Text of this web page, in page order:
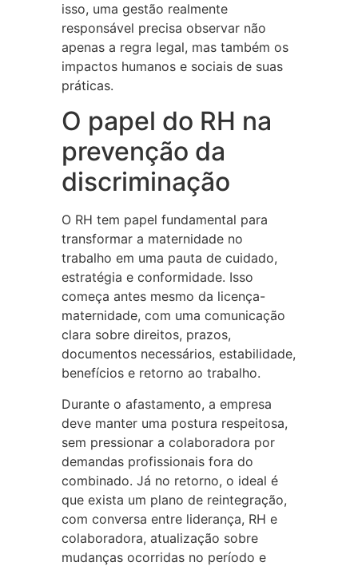
isso, uma gestão realmente
responsável precisa observar não
apenas a regra legal, mas também os
impactos humanos e sociais de suas
práticas.
O papel do RH na
prevenção da
discriminação
O RH tem papel fundamental para
transformar a maternidade no
trabalho em uma pauta de cuidado,
estratégia e conformidade. Isso
começa antes mesmo da licença-
maternidade, com uma comunicação
clara sobre direitos, prazos,
documentos necessários, estabilidade,
benefícios e retorno ao trabalho.
Durante o afastamento, a empresa
deve manter uma postura respeitosa,
sem pressionar a colaboradora por
demandas profissionais fora do
combinado. Já no retorno, o ideal é
que exista um plano de reintegração,
com conversa entre liderança, RH e
colaboradora, atualização sobre
mudanças ocorridas no período e